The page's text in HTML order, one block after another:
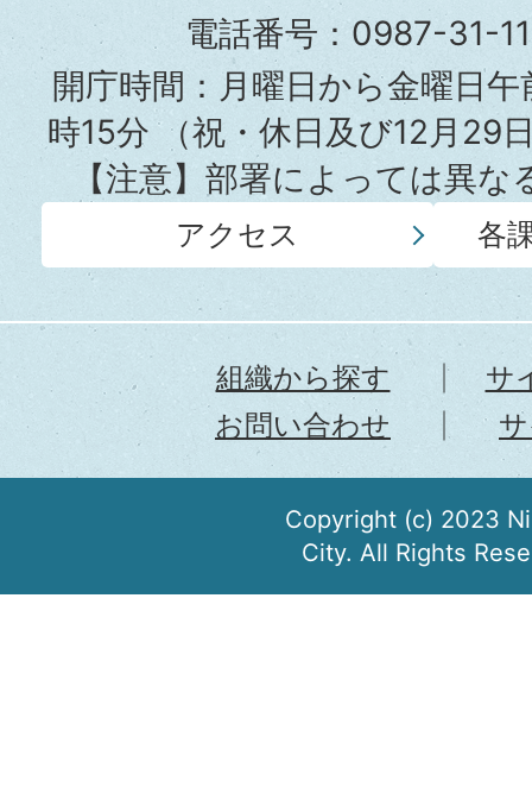
役
所
電話番号：0987-31-
開庁時間：月曜日から金曜日
時15分（祝・休日及び12月29
【注意】部署によっては異
アクセス 各
組織から探す
サ
お問い合わせ
Copyright (c) 2023
City. All Rights